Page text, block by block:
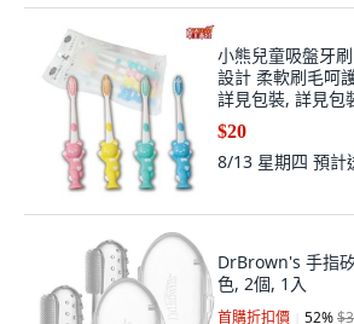
小熊兒童吸盤牙
設計 柔軟刷毛呵
詳見包裝, 詳見包
$20
8/13 星期四 預計
DrBrown's 手指
色, 2個, 1入
首購折扣價 52%